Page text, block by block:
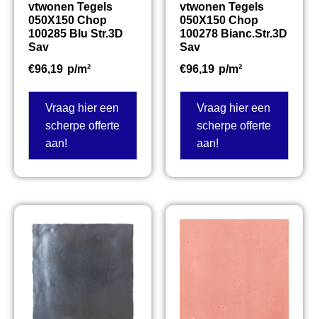
vtwonen Tegels
050X150 Chop
100285 Blu Str.3D
Sav
€96,19 p/m²
Vraag hier een
scherpe offerte
aan!
vtwonen Tegels
050X150 Chop
100278 Bianc.Str.3D
Sav
€96,19 p/m²
Vraag hier een
scherpe offerte
aan!